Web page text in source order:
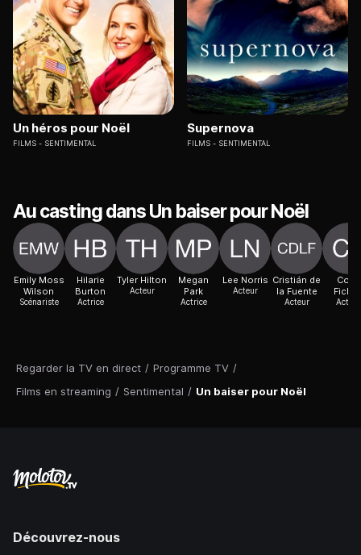
Regarder la TV en direct / Programme TV /
Films en streaming / Sentimental / Un baiser pour Noël
Un héros pour Noël
FILMS SENTIMENTAL
Supernova
FILMS SENTIMENTAL
Au casting dans Un baiser pour Noël
Emily Moss
Wilson
Scénariste
Hilarie
Burton
Actrice
Tyler Hilton
Acteur
Megan
Park
Actrice
Lee Norris
Acteur
Cristián de
la Fuente
Acteur
Colin
Acteur
Découvrez-nous